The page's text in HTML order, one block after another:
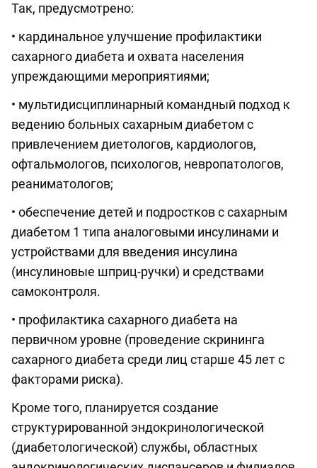
Так, предусмотрено:
• кардинальное улучшение профилактики
сахарного диабета и охвата населения
упреждающими мероприятиями;
• мультидисциплинарный командный подход к
ведению больных сахарным диабетом с
привлечением диетологов, кардиологов,
офтальмологов, психологов, невропатологов,
реаниматологов;
• обеспечение детей и подростков с сахарным
диабетом 1 типа аналоговыми инсулинами и
устройствами для введения инсулина
(инсулиновые шприц-ручки) и средствами
самоконтроля.
• профилактика сахарного диабета на
первичном уровне (проведение скрининга
сахарного диабета среди лиц старше 45 лет с
факторами риска).
Кроме того, планируется создание
структурированной эндокринологической
(диабетологической) службы, областных